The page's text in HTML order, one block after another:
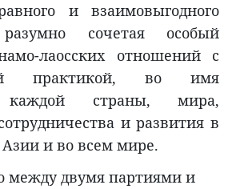
и взаимовыгодного
разумно сочетая особый
лаосских отношений с
практикой, во имя
каждой страны, мира,
и развития в
и во всем мире.
между двумя партиями и